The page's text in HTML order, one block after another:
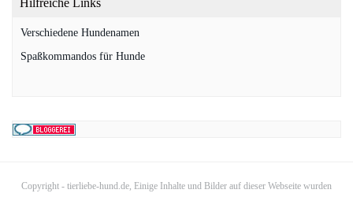
Hilfreiche Links
Verschiedene Hundenamen
Spaßkommandos für Hunde
Copyright - tierliebe-hund.de, Einige Inhalte und Bilder auf dieser Webseite wurden